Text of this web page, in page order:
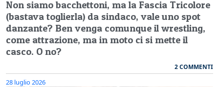
Non siamo bacchettoni, ma la Fascia Tricolore
(bastava toglierla) da sindaco, vale uno spot
danzante? Ben venga comunque il wrestling,
come attrazione, ma in moto ci si mette il
casco. O no?
2 COMMENTI
28 luglio 2026